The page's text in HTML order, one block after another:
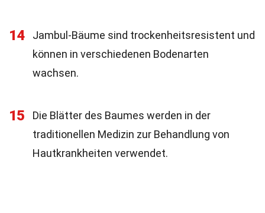
14
Jambul-Bäume sind trockenheitsresistent und
können in verschiedenen Bodenarten
wachsen.
15
Die Blätter des Baumes werden in der
traditionellen Medizin zur Behandlung von
Hautkrankheiten verwendet.